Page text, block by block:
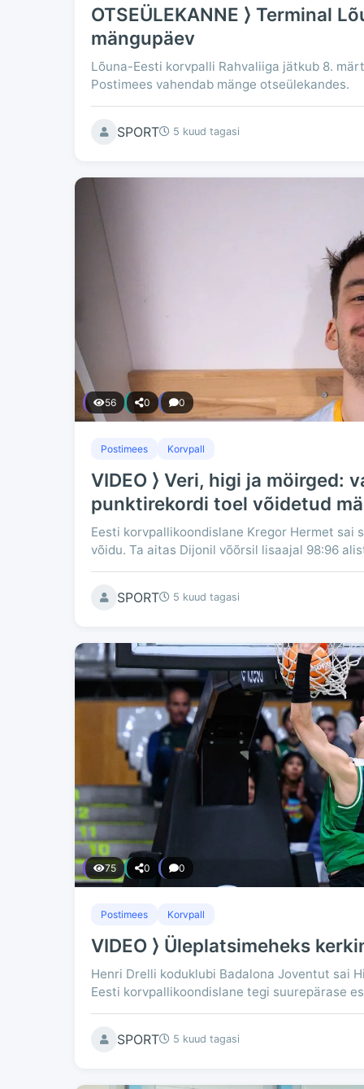
OTSEÜLEKANNE ⟩ Terminal
mängupäev
Lõuna-Eesti korvpalli Rahvaliiga jätkub 8.
Postimees vahendab mänge otseülekandes.
SPORT 5 kuud tagasi
56 0 0
Postimees Korvpall
VIDEO ⟩ Veri, higi ja möirged:
punktirekordi toel võidetud
Eesti korvpallikoondislane Kregor Hermet sai
võidu. Ta aitas Dijonil võõrsil lisaajal 98:96
SPORT 5 kuud tagasi
75 0 0
Postimees Korvpall
VIDEO ⟩ Üleplatsimeheks
Henri Drelli koduklubi Badalona Joventut sai
Eesti korvpallikoondislane tegi suurepärase
SPORT 5 kuud tagasi